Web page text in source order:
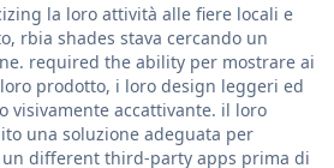
la loro attività alle fiere locali e
rbia shades stava cercando un
required the ability per mostrare ai
prodotto, i loro design leggeri ed
visivamente accattivante. il loro
una soluzione adeguata per
different third-party apps prima di